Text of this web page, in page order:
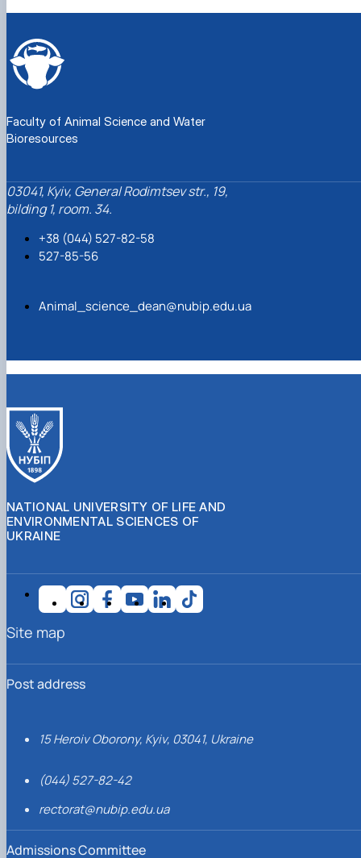
Faculty of Animal Science and Water
Bioresources
03041, Kyiv, General Rodimtsev str., 19,
bilding 1, room. 34.
+38 (044) 527-82-58
527-85-56
Animal_science_dean@nubip.edu.ua
NATIONAL UNIVERSITY OF LIFE AND
ENVIRONMENTAL SCIENCES OF
UKRAINE
Post address
15 Heroiv Oborony, Kyiv, 03041, Ukraine
(044) 527-82-42
rectorat@nubip.edu.ua
Admissions Committee
Site map